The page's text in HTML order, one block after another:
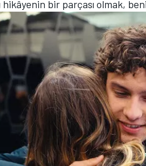
bir parçası olmak,